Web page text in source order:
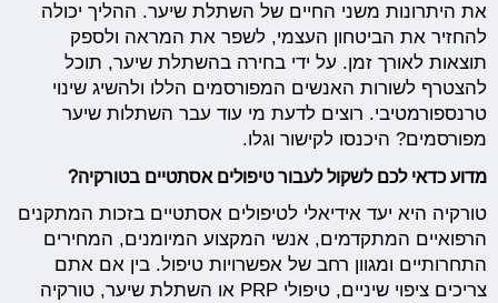
את היתרונות משני החיים של השתלת שיער. ההליך יכולה
להחזיר את הביטחון העצמי, לשפר את המראה ולספק
תוצאות לאורך זמן. על ידי בחירה בהשתלת שיער, תוכל
להצטרף לשורות האנשים המפורסמים הללו ולהשיג שינוי
טרנספורמטיבי. רוצים לדעת מי עוד עבר השתלות שיער
מפורסמים? היכנסו לקישור וגלו.
מדוע כדאי לכם לשקול לעבור טיפולים אסתטיים בטורקיה?
טורקיה היא יעד אידיאלי לטיפולים אסתטיים בזכות המתקנים
הרפואיים המתקדמים, אנשי המקצוע המיומנים, המחירים
התחרותיים ומגוון רחב של אפשרויות טיפול. בין אם אתם
צריכים ציפוי שיניים, טיפולי PRP או השתלת שיער, טורקיה